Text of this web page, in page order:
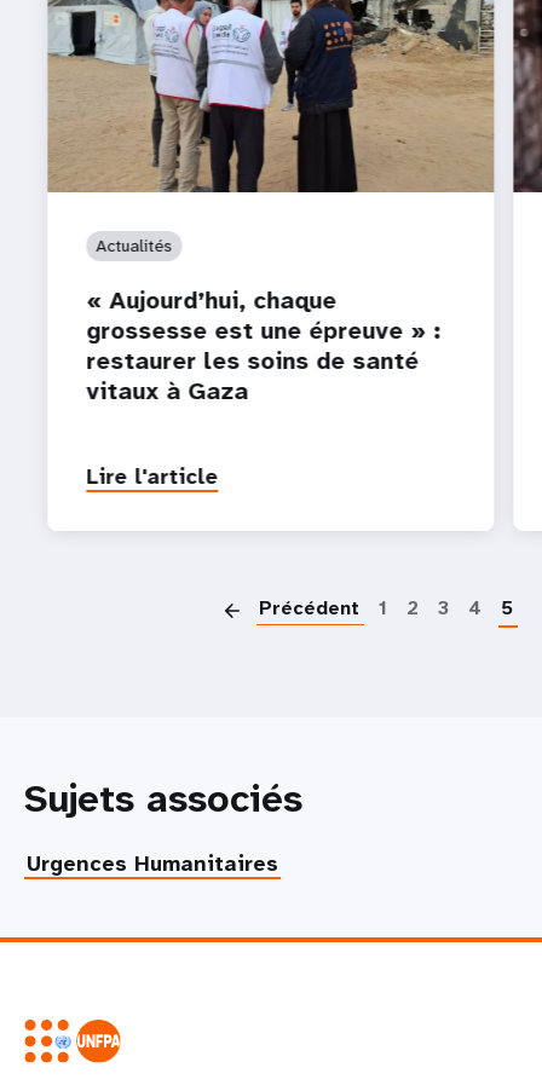
Actualités
« Aujourd’hui, chaque
grossesse est une épreuve » :
restaurer les soins de santé
vitaux à Gaza
Lire l'article
Précédent 1 2 3 4 5
Sujets associés
Urgences Humanitaires